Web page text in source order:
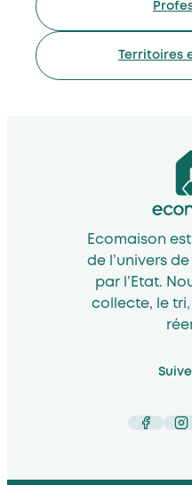
Territoires
Ecomaison
de l’univers
par l’Etat.
collecte, le